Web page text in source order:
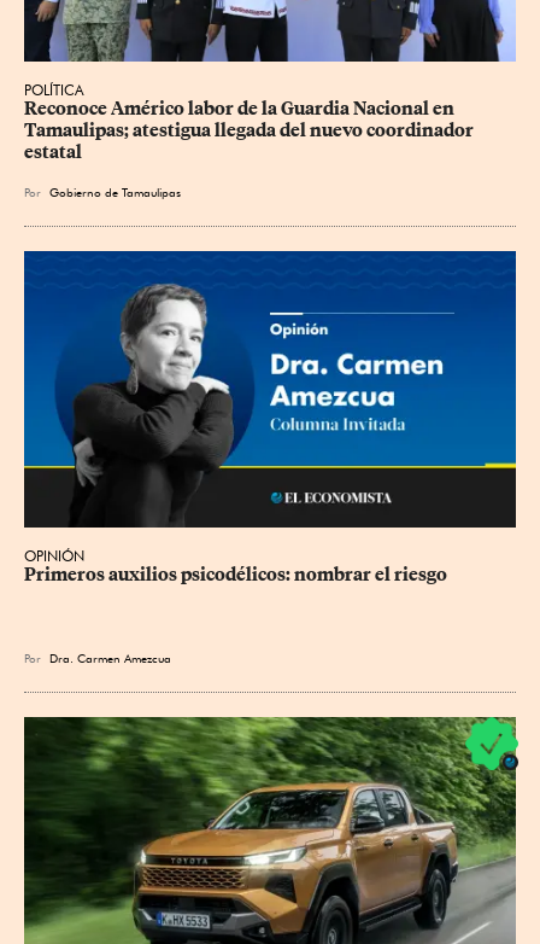
POLÍTICA
Reconoce Américo labor de la Guardia Nacional en
Tamaulipas; atestigua llegada del nuevo coordinador
estatal
Por Gobierno de Tamaulipas
OPINIÓN
Primeros auxilios psicodélicos: nombrar el riesgo
Por Dra. Carmen Amezcua